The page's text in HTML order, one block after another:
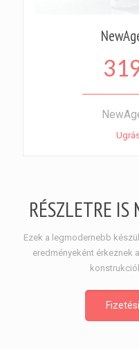
RÉSZLETRE IS
Ezek a legmodernebb
eredményeként érkeznek